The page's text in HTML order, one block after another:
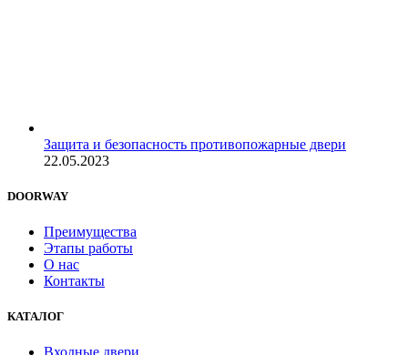
Защита и безопасность противопожарные двери
22.05.2023
DOORWAY
Преимущества
Этапы работы
О нас
Контакты
КАТАЛОГ